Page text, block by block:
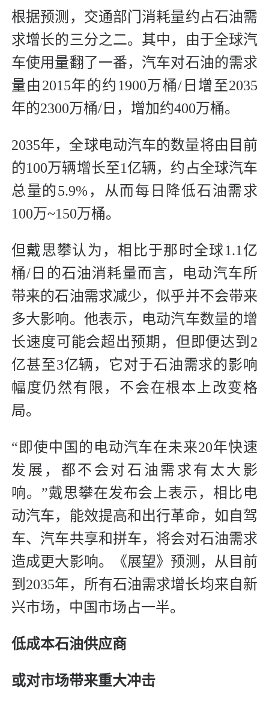
根据预测，交通部门消耗量约占石油需
求增长的三分之二。其中，由于全球汽
车使用量翻了一番，汽车对石油的需求
量由2015年的约1900万桶/日增至2035
年的2300万桶/日，增加约400万桶。
2035年，全球电动汽车的数量将由目前
的100万辆增长至1亿辆，约占全球汽车
总量的5.9%，从而每日降低石油需求
100万~150万桶。
但戴思攀认为，相比于那时全球1.1亿
桶/日的石油消耗量而言，电动汽车所
带来的石油需求减少，似乎并不会带来
多大影响。他表示，电动汽车数量的增
长速度可能会超出预期，但即便达到2
亿甚至3亿辆，它对于石油需求的影响
幅度仍然有限，不会在根本上改变格
局。
“即使中国的电动汽车在未来20年快速
发展，都不会对石油需求有太大影
响。”戴思攀在发布会上表示，相比电
动汽车，能效提高和出行革命，如自驾
车、汽车共享和拼车，将会对石油需求
造成更大影响。《展望》预测，从目前
到2035年，所有石油需求增长均来自新
兴市场，中国市场占一半。
低成本石油供应商
或对市场带来重大冲击